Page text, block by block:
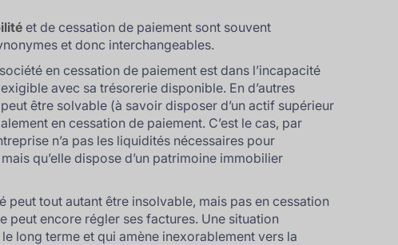
et de cessation de paiement sont souvent
et donc interchangeables.
société en cessation de paiement est dans l’incapacité
avec sa trésorerie disponible. En d’autres
être solvable (à savoir disposer d’un actif supérieur
en cessation de paiement. C’est le cas, par
n’a pas les liquidités nécessaires pour
qu’elle dispose d’un patrimoine immobilier
peut tout autant être insolvable, mais pas en cessation
peut encore régler ses factures. Une situation
long terme et qui amène inexorablement vers la